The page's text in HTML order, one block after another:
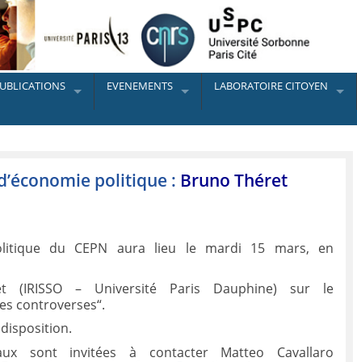
EVENEMENTS LABORATOIRE CITOYEN
politique : Bruno Théret
du CEPN aura lieu le mardi 15 mars, en
(IRISSO – Université Paris Dauphine) sur le
controverses“.
sont invitées à contacter Matteo Cavallaro